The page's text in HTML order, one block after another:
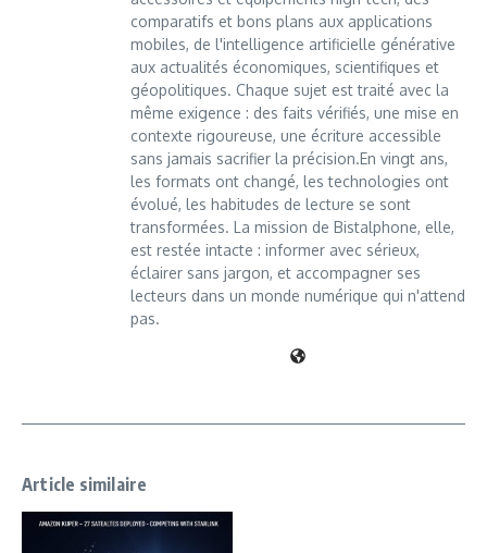
comparatifs et bons plans aux applications
mobiles, de l'intelligence artificielle générative
aux actualités économiques, scientifiques et
géopolitiques. Chaque sujet est traité avec la
même exigence : des faits vérifiés, une mise en
contexte rigoureuse, une écriture accessible
sans jamais sacrifier la précision.En vingt ans,
les formats ont changé, les technologies ont
évolué, les habitudes de lecture se sont
transformées. La mission de Bistalphone, elle,
est restée intacte : informer avec sérieux,
éclairer sans jargon, et accompagner ses
lecteurs dans un monde numérique qui n'attend
pas.
Article similaire